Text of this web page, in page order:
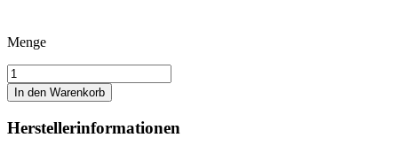
Menge
Schild
Ziehen
Türschild
aus
Edelstahl
In den Warenkorb
Herstellerinformationen